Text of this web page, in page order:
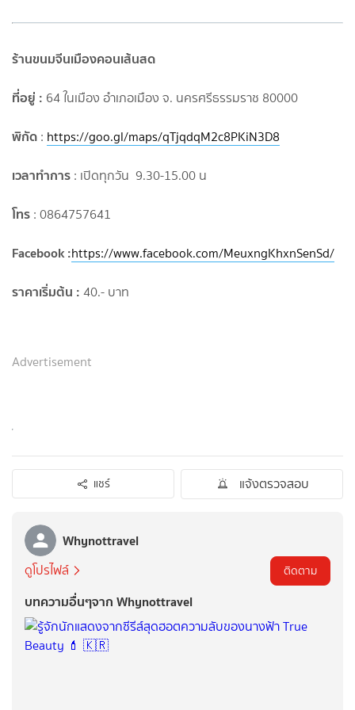
ร้านขนมจีนเมืองคอนเส้นสด
ที่อยู่ : 64 ในเมือง อำเภอเมือง จ. นครศรีธรรมราช 80000
พิกัด : https://goo.gl/maps/qTjqdqM2c8PKiN3D8
เวลาทำการ : เปิดทุกวัน 9.30-15.00 น
โทร : 0864757641
Facebook :https://www.facebook.com/MeuxngKhxnSenSd/
ราคาเริ่มต้น : 40.- บาท
Advertisement
แชร์ แจ้งตรวจสอบ
Whynottravel
ดูโปรไฟล์ ติดตาม
บทความอื่นๆจาก Whynottravel